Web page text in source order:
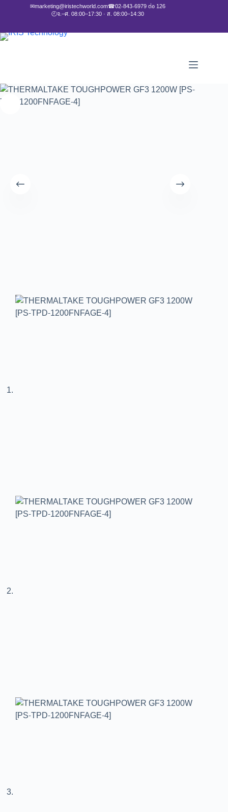
✉marketing@iristechworld.com☎02-843-6979 ต่อ 126
🕘จ.–ศ. 08:00–17:30 · ส. 08:00–14:30